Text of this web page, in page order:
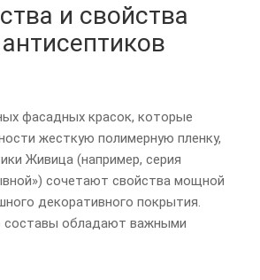
и свойства
фасадных красок, которые
жесткую полимерную пленку,
Живица (например, серия
сочетают свойства мощной
декоративного покрытия.
составы обладают важными